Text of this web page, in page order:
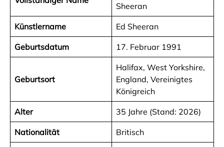
Sheeran
Künstlername Ed Sheeran
Geburtsdatum 17. Februar 1991
Geburtsort
Halifax, West Yorkshire,
England, Vereinigtes
Königreich
Alter 35 Jahre (Stand: 2026)
Nationalität Britisch